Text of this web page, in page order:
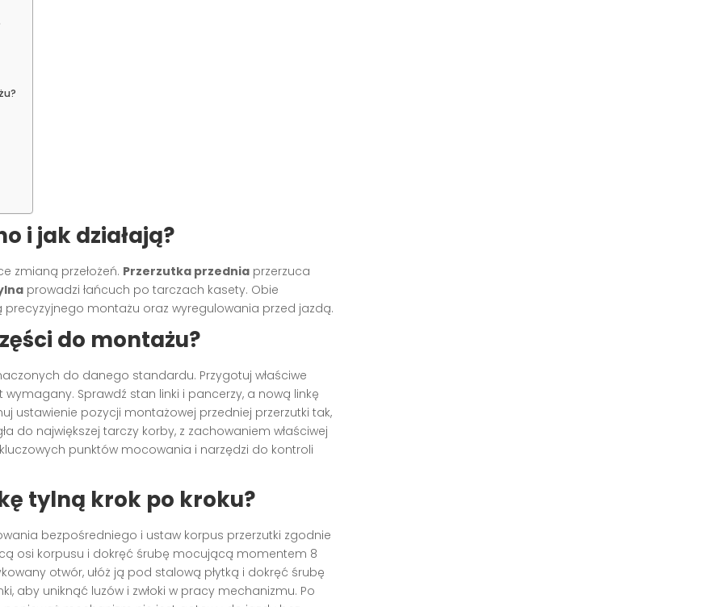
i jak działają?
zmianą przełożeń. Przerzutka przednia przerzuca
prowadzi łańcuch po tarczach kasety. Obie
montażu oraz wyregulowania przed jazdą.
do montażu?
do danego standardu. Przygotuj właściwe
Sprawdź stan linki i pancerzy, a nową linkę
ustawienie pozycji montażowej przedniej przerzutki tak,
do największej tarczy korby, z zachowaniem właściwej
punktów mocowania i narzędzi do kontroli
tylną krok po kroku?
bezpośredniego i ustaw korpus przerzutki zgodnie
osi korpusu i dokręć śrubę mocującą momentem 8
otwór, ułóż ją pod stalową płytką i dokręć śrubę
aby uniknąć luzów i zwłoki w pracy mechanizmu. Po